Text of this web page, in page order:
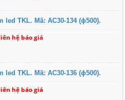
led TKL. Mã: AC30-134 (ɸ500).
hệ báo giá
led TKL. Mã: AC30-136 (ɸ500).
hệ báo giá